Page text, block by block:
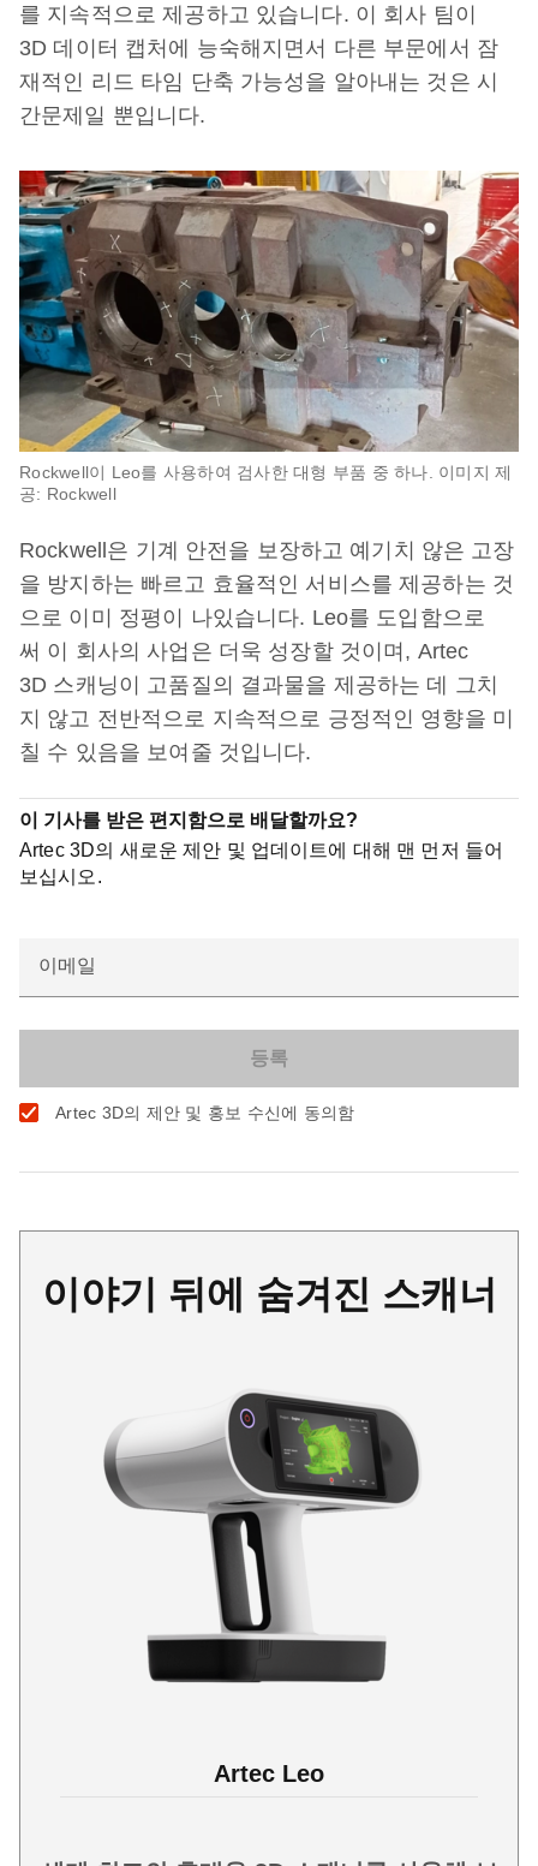
를 지속적으로 제공하고 있습니다. 이 회사 팀이
3D 데이터 캡처에 능숙해지면서 다른 부문에서 잠
재적인 리드 타임 단축 가능성을 알아내는 것은 시
간문제일 뿐입니다.
Rockwell이 Leo를 사용하여 검사한 대형 부품 중 하나. 이미지 제
공: Rockwell
Rockwell은 기계 안전을 보장하고 예기치 않은 고장
을 방지하는 빠르고 효율적인 서비스를 제공하는 것
으로 이미 정평이 나있습니다. Leo를 도입함으로
써 이 회사의 사업은 더욱 성장할 것이며, Artec
3D 스캐닝이 고품질의 결과물을 제공하는 데 그치
지 않고 전반적으로 지속적으로 긍정적인 영향을 미
칠 수 있음을 보여줄 것입니다.
이 기사를 받은 편지함으로 배달할까요?
Artec 3D의 새로운 제안 및 업데이트에 대해 맨 먼저 들어
보십시오.
이메일
Artec 3D의 제안 및 홍보 수신에 동의함
이야기 뒤에 숨겨진 스캐너
Artec Leo